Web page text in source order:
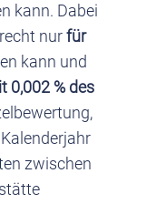
kann. Dabei
nurfür
kann und
0,002 % des
zwischen